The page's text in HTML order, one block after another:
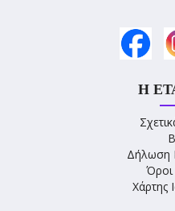
Η
Δήλωση
Όροι
Χάρτης